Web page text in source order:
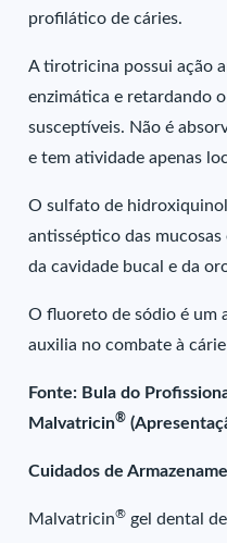
profilático de cáries.
A tirotricina possui ação
enzimática e retardando
susceptíveis. Não é
e tem atividade apenas
O sulfato de
antisséptico das
da cavidade bucal e da
O fluoreto de sódio é um
auxilia no combate à
Fonte: Bula do
Malvatricin®
Cuidados de
Malvatricin® gel dental